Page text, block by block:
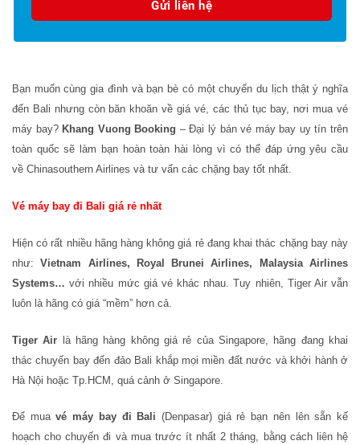
Bạn muốn cùng gia đình và bạn bè có một chuyến du lịch thật ý nghĩa
đến Bali nhưng còn băn khoăn về giá vé, các thủ tục bay, nơi mua vé
máy bay? Khang Vuong Booking – Đại lý bán vé máy bay uy tín trên
toàn quốc sẽ làm bạn hoàn toàn hài lòng vì có thể đáp ứng yêu cầu
về Chinasouthern Airlines và tư vấn các chặng bay tốt nhất.
Vé máy bay đi Bali giá rẻ nhất
Hiện có rất nhiều hãng hàng không giá rẻ đang khai thác chặng bay này
như:Vietnam Airlines, Royal Brunei Airlines, Malaysia Airlines
Systems… với nhiều mức giá vé khác nhau. Tuy nhiên, Tiger Air vẫn
luôn là hãng có giá “mềm” hơn cả.
Tiger Air là hãng hàng không giá rẻ của Singapore, hãng đang khai
thác chuyến bay đến đảo Bali khắp mọi miền đất nước và khởi hành ở
Hà Nội hoặc Tp.HCM, quá cảnh ở Singapore.
Để muavé máy bay đi Bali (Denpasar) giá rẻ bạn nên lên sẵn kế
hoạch cho chuyến đi và mua trước ít nhất 2 tháng, bằng cách liên hệ